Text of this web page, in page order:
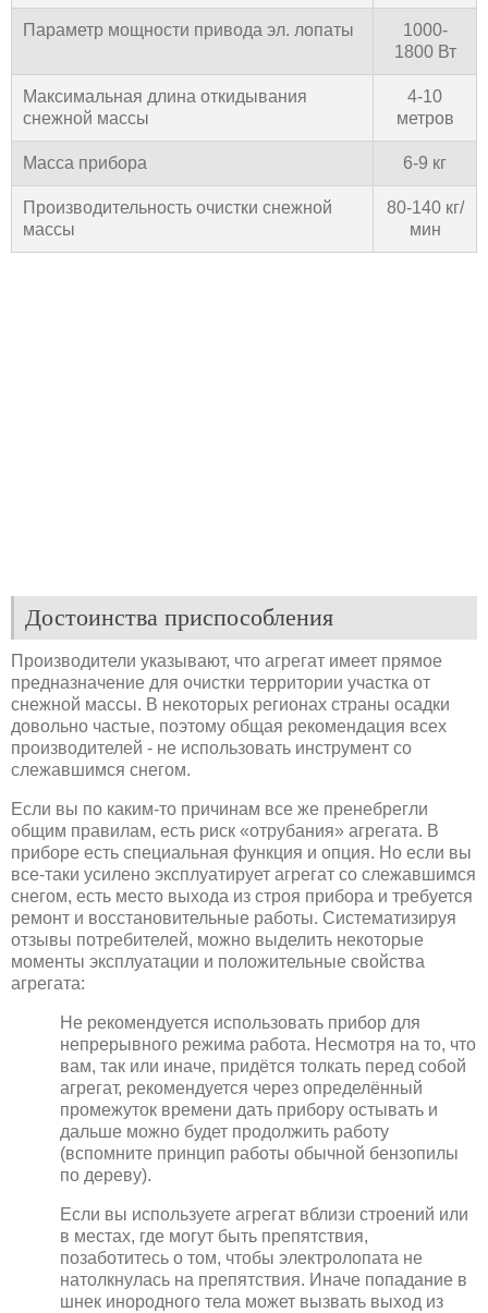
Параметр мощности привода эл. лопаты
1000-
1800 Вт
Максимальная длина откидывания
снежной массы
4-10
метров
Масса прибора 6-9 кг
Производительность очистки снежной
массы
80-140 кг/
мин
Достоинства приспособления
Производители указывают, что агрегат имеет прямое
предназначение для очистки территории участка от
снежной массы. В некоторых регионах страны осадки
довольно частые, поэтому общая рекомендация всех
производителей - не использовать инструмент со
слежавшимся снегом.
Если вы по каким-то причинам все же пренебрегли
общим правилам, есть риск «отрубания» агрегата. В
приборе есть специальная функция и опция. Но если вы
все-таки усилено эксплуатирует агрегат со слежавшимся
снегом, есть место выхода из строя прибора и требуется
ремонт и восстановительные работы. Систематизируя
отзывы потребителей, можно выделить некоторые
моменты эксплуатации и положительные свойства
агрегата:
Не рекомендуется использовать прибор для
непрерывного режима работа. Несмотря на то, что
вам, так или иначе, придётся толкать перед собой
агрегат, рекомендуется через определённый
промежуток времени дать прибору остывать и
дальше можно будет продолжить работу
(вспомните принцип работы обычной бензопилы
по дереву).
Если вы используете агрегат вблизи строений или
в местах, где могут быть препятствия,
позаботитесь о том, чтобы электролопата не
натолкнулась на препятствия. Иначе попадание в
шнек инородного тела может вызвать выход из